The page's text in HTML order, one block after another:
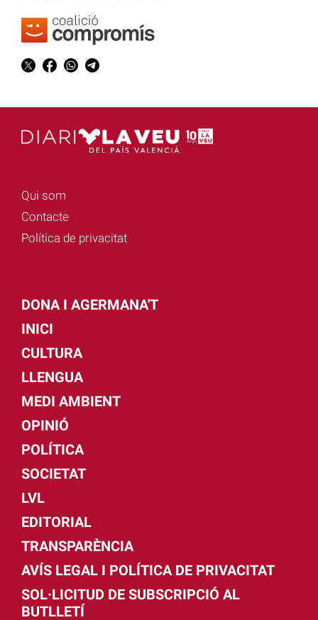
Qui som
Contacte
Política de privacitat
DONA I AGERMANA'T
INICI
CULTURA
LLENGUA
MEDI AMBIENT
OPINIÓ
POLÍTICA
SOCIETAT
LVL
EDITORIAL
TRANSPARÈNCIA
AVÍS LEGAL I POLÍTICA DE PRIVACITAT
SOL·LICITUD DE SUBSCRIPCIÓ AL
BUTLLETÍ